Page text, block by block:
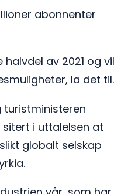
abonnenter
av 2021 og vil
la det til.
turistministeren
sitert i uttalelsen at
globalt selskap